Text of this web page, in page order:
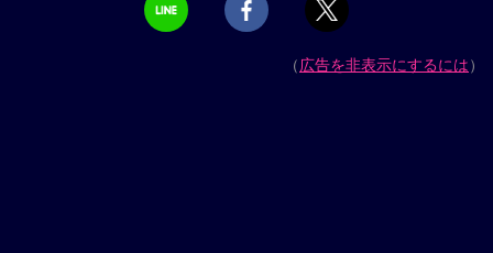
（広告を非表示にするには）